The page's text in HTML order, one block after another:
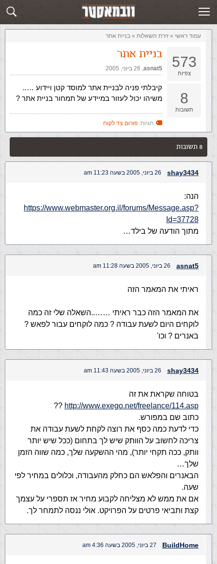
שלח תשובה זירת השאלות
עמוד ראשי » ‏זירת השאלות‏ » בניית אתר
573
צפיות
8
תשובות
בניית אתר
asnat5
,‏ 26 ביוני, 2005
קיבלתי פניה לבניית אתר למוסד קטן ויידוע …..
משיהו יכול לעזור במיידע של תמחור בניית אתר ?
תגיות: פורום צד לקוח
8 תשובות
shay3434 26 ביוני, 2005 בשעה 11:23 am
הנה:
https://www.webmaster.org.il/forums/Message.asp?
Id=37728
מתוך הודעה של בילד…
asnat5 26 ביוני, 2005 בשעה 11:28 am
ראיתי את המאמר הזה
את המאמר הזה כבר ראיתי ……..השאלה שלי זה כמה
לוקחים היום לשעת עבודה ? כמה לוקחים עבור לפאש ?
באנרים ? וכו'
shay3434 26 ביוני, 2005 בשעה 11:43 am
בטוחה שקראת את זה
http://www.exego.net/freelance/114.asp
??
כתוב שם במפורש.
כדי לדעת כמה כסף את רוצה לקחת לשעת עבודה את
צריכה לחשוב על הוותק שיש לך בתחום (ככל שיש יותר
וותק, ככה תקחי יותר), מהי ההשקעה שלך, כמה שווה הזמן
שלך…
הבאנרים והפלאש הם כחלק מהעבודה, וכלולים במחיר לפי
שעה.
אם את ממש לא מצליחה לקבוע מחיר אז תספרי על עצמך
קצת ותביאי פרטים על הפרויקט. אולי ננסה לתמחר לך.
BuildHome 27 ביוני, 2005 בשעה 4:36 am